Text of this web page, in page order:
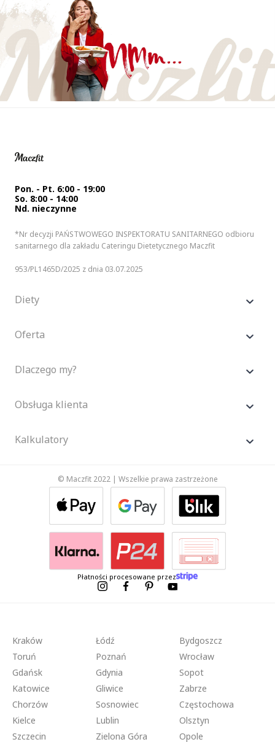
Pon. - Pt. 6:00 - 19:00
So. 8:00 - 14:00
Nd. nieczynne
*Nr decyzji PAŃSTWOWEGO INSPEKTORATU SANITARNEGO odbioru
sanitarnego dla zakładu Cateringu Dietetycznego Maczfit
953/PL1465D/2025 z dnia 03.07.2025
Diety
Oferta
Dlaczego my?
Obsługa klienta
Kalkulatory
© Maczfit 2022 | Wszelkie prawa zastrzeżone
Płatności procesowane przez
Kraków Łódź
Bydgoszcz
Toruń
Poznań
Wrocław
Gdańsk
Gdynia
Sopot
Katowice
Gliwice
Zabrze
Chorzów
Sosnowiec
Częstochowa
Kielce
Lublin
Olsztyn
Szczecin
Zielona Góra Opole